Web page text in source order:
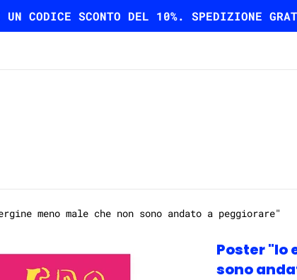
CODICE SCONTO DEL 10%. SPEDIZIONE
meno male che non sono andato a peggiorare"
Poster "Io
sono